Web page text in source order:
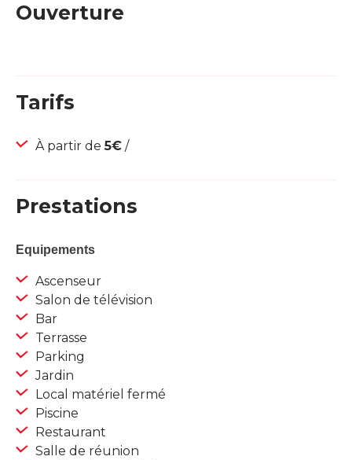
Ouverture
Tarifs
À partir de5€ /
Prestations
Equipements
Ascenseur
Salon de télévision
Bar
Terrasse
Parking
Jardin
Local matériel fermé
Piscine
Restaurant
Salle de réunion